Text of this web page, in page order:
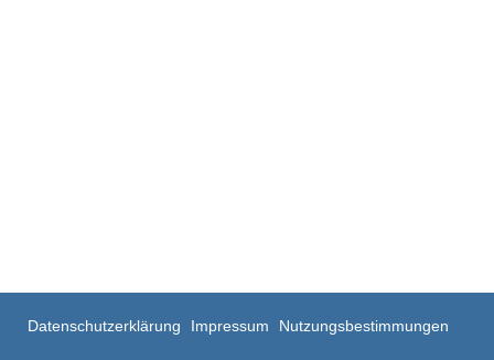
Datenschutzerklärung Impressum Nutzungsbestimmungen